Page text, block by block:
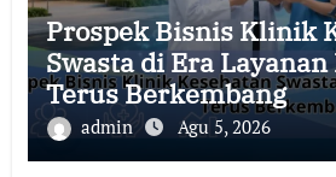
Prospek Bisnis Klinik
Swasta di Era
Terus Berkembang
admin Agu 5, 2026